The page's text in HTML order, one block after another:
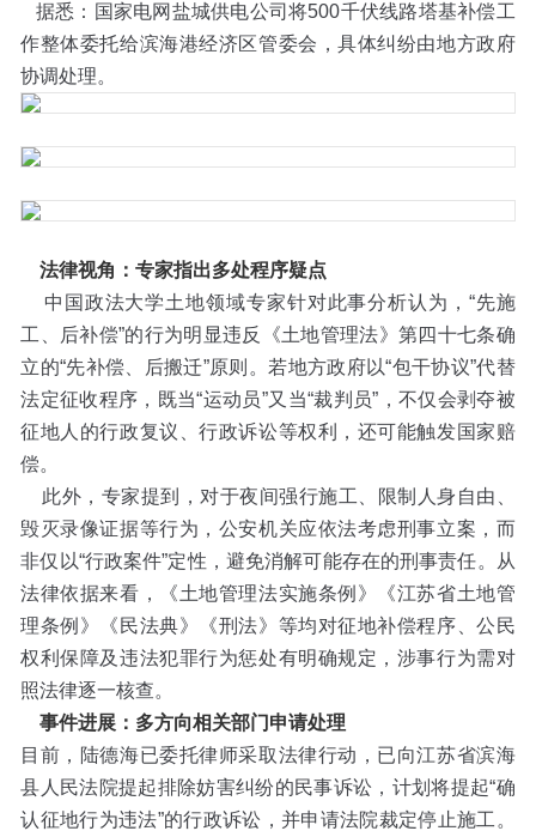
据悉：国家电网盐城供电公司将500千伏线路塔基补偿工
作整体委托给滨海港经济区管委会，具体纠纷由地方政府
协调处理。
法律视角：专家指出多处程序疑点
中国政法大学土地领域专家针对此事分析认为，“先施
工、后补偿”的行为明显违反《土地管理法》第四十七条确
立的“先补偿、后搬迁”原则。若地方政府以“包干协议”代替
法定征收程序，既当“运动员”又当“裁判员”，不仅会剥夺被
征地人的行政复议、行政诉讼等权利，还可能触发国家赔
偿。
此外，专家提到，对于夜间强行施工、限制人身自由、
毁灭录像证据等行为，公安机关应依法考虑刑事立案，而
非仅以“行政案件”定性，避免消解可能存在的刑事责任。从
法律依据来看，《土地管理法实施条例》《江苏省土地管
理条例》《民法典》《刑法》等均对征地补偿程序、公民
权利保障及违法犯罪行为惩处有明确规定，涉事行为需对
照法律逐一核查。
事件进展：多方向相关部门申请处理
目前，陆德海已委托律师采取法律行动，已向江苏省滨海
县人民法院提起排除妨害纠纷的民事诉讼，计划将提起“确
认征地行为违法”的行政诉讼，并申请法院裁定停止施工。